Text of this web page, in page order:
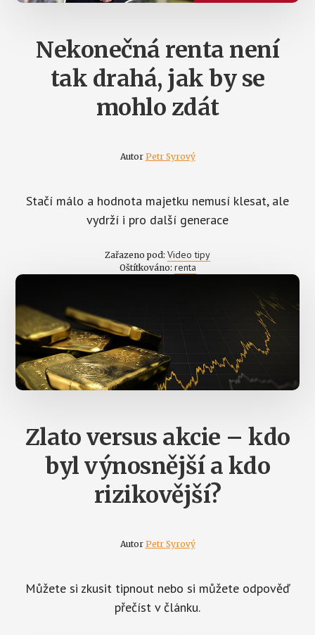
Nekonečná renta není
tak drahá, jak by se
mohlo zdát
Autor Petr Syrový
Stačí málo a hodnota majetku nemusí klesat, ale
vydrží i pro další generace
Zařazeno pod: Video tipy
Oštítkováno: renta
Zlato versus akcie – kdo
byl výnosnější a kdo
rizikovější?
Autor Petr Syrový
Můžete si zkusit tipnout nebo si můžete odpověď
přečíst v článku.